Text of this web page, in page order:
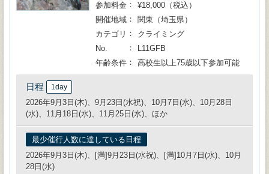
参加料金
¥18,000（税込）
開催地域
関東（埼玉県）
カテゴリ
クライミング
No.
L11GFB
年齢条件
高校生以上75歳以下参加可能
日程 1day
2026年9月3日(木)、9月23日(水祝)、10月7日(水)、10月28日
(水)、11月18日(水)、11月25日(水)、ほか
最少催行人数に達している日程
2026年9月3日(木)、[満]9月23日(水祝)、[満]10月7日(水)、10月
28日(水)